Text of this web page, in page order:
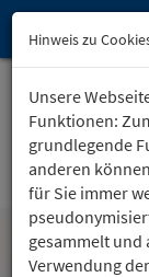
Hypnose-Institut
Frei von
Hinweis zu
Unsere
Funktionen:
grundlegende
anderen
für Sie immer
gesammelt und
Verwendung